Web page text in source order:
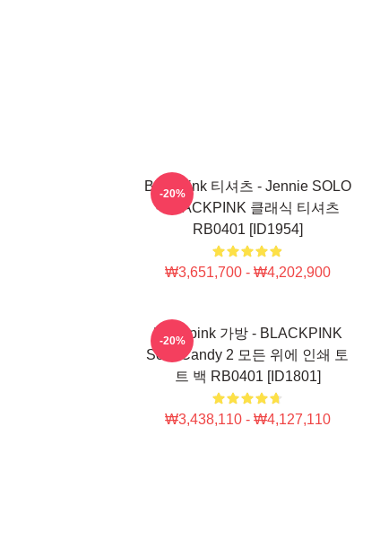
Blackpink 티셔츠 - Jennie SOLO
- BLACKPINK 클래식 티셔츠
RB0401 [ID1954]
₩3,651,700 - ₩4,202,900
-20%
Blackpink 가방 - BLACKPINK
Sour Candy 2 모든 위에 인쇄 토
트 백 RB0401 [ID1801]
₩3,438,110 - ₩4,127,110
-20%